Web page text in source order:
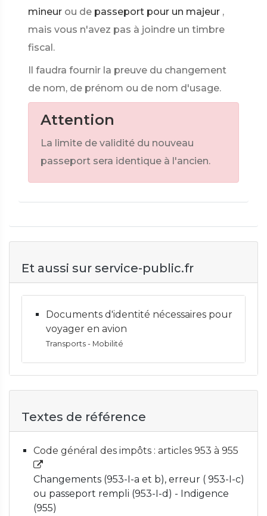
mineur ou de passeport pour un majeur ,
mais vous n'avez pas à joindre un timbre
fiscal.
Il faudra fournir la preuve du changement
de nom, de prénom ou de nom d'usage.
Attention
La limite de validité du nouveau
passeport sera identique à l'ancien.
Et aussi sur service-public.fr
Documents d'identité nécessaires pour
voyager en avion
Transports - Mobilité
Textes de référence
Code général des impôts : articles 953 à 955
Changements (953-I-a et b), erreur ( 953-I-c)
ou passeport rempli (953-I-d) - Indigence
(955)